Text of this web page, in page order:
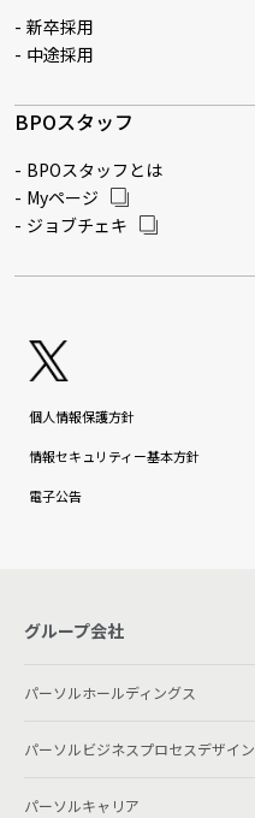
新卒採用
中途採用
BPOスタッフ
BPOスタッフとは
Myページ
ジョブチェキ
個人情報保護方針
情報セキュリティー基本方針
電子公告
グループ会社
パーソルホールディングス
パーソルビジネスプロセスデザイン
パーソルキャリア